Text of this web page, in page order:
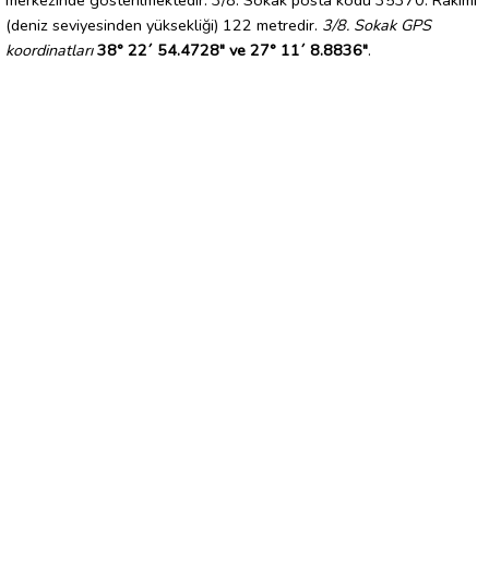
(deniz seviyesinden yüksekliği) 122 metredir. 3/8. Sokak GPS
koordinatları 38° 22´ 54.4728" ve 27° 11´ 8.8836".